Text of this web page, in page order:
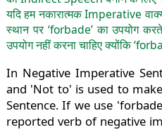
यदि हम नकारात्मक Imperative
स्थान पर ‘forbade’ का उपयोग
उपयोग नहीं करना चाहिए क्योंकि
In Negative Imperative
and 'Not to' is used to
Sentence. If we use
reported verb of negative